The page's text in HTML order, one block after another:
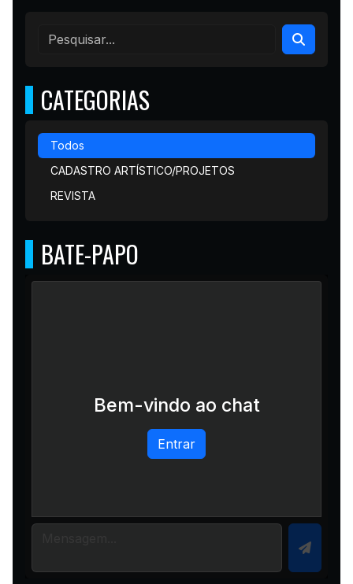
CATEGORIAS
Todos
CADASTRO ARTÍSTICO/PROJETOS
REVISTA
BATE-PAPO
Bem-vindo ao chat
Entrar